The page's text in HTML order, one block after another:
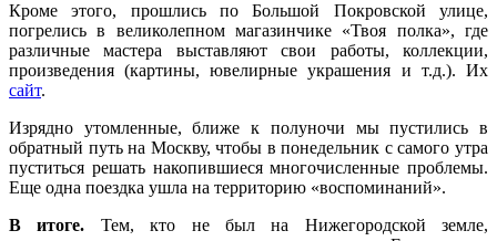
Кроме этого, прошлись по Большой Покровской улице,
погрелись в великолепном магазинчике «Твоя полка», где
различные мастера выставляют свои работы, коллекции,
произведения (картины, ювелирные украшения и т.д.). Их
сайт.
Изрядно утомленные, ближе к полуночи мы пустились в
обратный путь на Москву, чтобы в понедельник с самого утра
пуститься решать накопившиеся многочисленные проблемы.
Еще одна поездка ушла на территорию «воспоминаний».
В итоге. Тем, кто не был на Нижегородской земле,